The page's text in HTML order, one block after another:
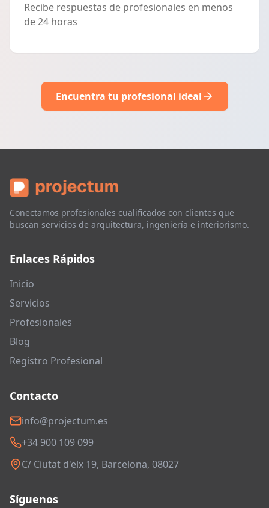
Recibe respuestas de profesionales en menos
de 24 horas
Encuentra tu profesional ideal
Conectamos profesionales cualificados con clientes que
buscan servicios de arquitectura, ingeniería e interiorismo.
Enlaces Rápidos
Inicio
Servicios
Profesionales
Blog
Registro Profesional
Contacto
info@projectum.es
+34 900 109 099
C/ Ciutat d'elx 19, Barcelona, 08027
Síguenos